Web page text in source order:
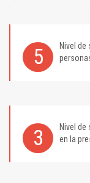
5 Nivel
3 Nivel
en la